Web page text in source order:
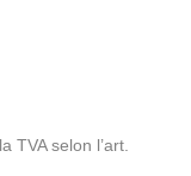
TVA selon l’art.